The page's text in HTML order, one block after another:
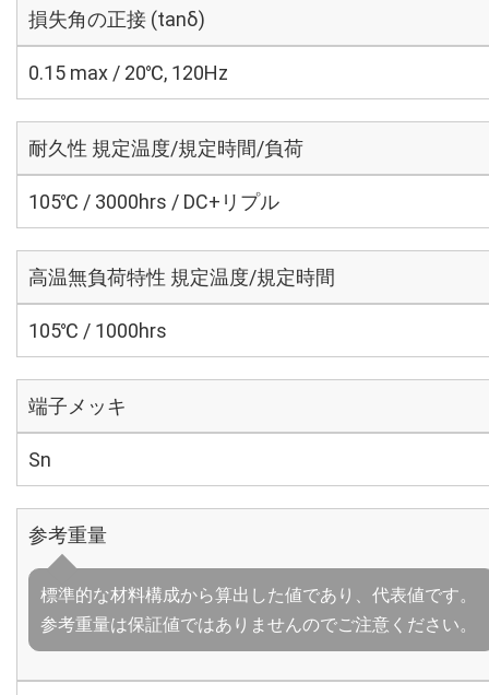
損失角の正接 (tanδ)
0.15 max / 20℃, 120Hz
耐久性 規定温度/規定時間/負荷
105℃ / 3000hrs / DC+リプル
高温無負荷特性 規定温度/規定時間
105℃ / 1000hrs
端子メッキ
Sn
参考重量
標準的な材料構成から算出した値であり、代表値です。
参考重量は保証値ではありませんのでご注意ください。